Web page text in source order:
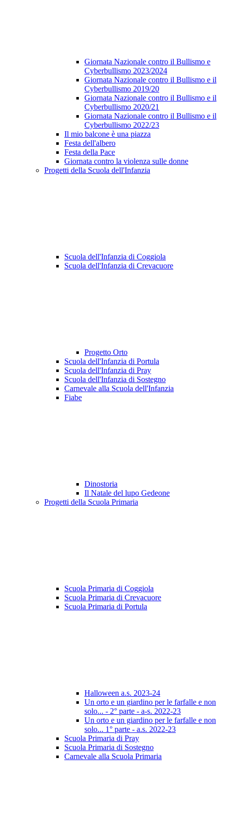
Giornata Nazionale contro il Bullismo e
Cyberbullismo 2023/2024
Giornata Nazionale contro il Bullismo e il
Cyberbullismo 2019/20
Giornata Nazionale contro il Bullismo e il
Cyberbullismo 2020/21
Giornata Nazionale contro il Bullismo e il
Cyberbullismo 2022/23
Il mio balcone è una piazza
Festa dell'albero
Festa della Pace
Giornata contro la violenza sulle donne
Progetti della Scuola dell'Infanzia
Scuola dell'Infanzia di Coggiola
Scuola dell'Infanzia di Crevacuore
Progetto Orto
Scuola dell'Infanzia di Portula
Scuola dell'Infanzia di Pray
Scuola dell'Infanzia di Sostegno
Carnevale alla Scuola dell'Infanzia
Fiabe
Dinostoria
Il Natale del lupo Gedeone
Progetti della Scuola Primaria
Scuola Primaria di Coggiola
Scuola Primaria di Crevacuore
Scuola Primaria di Portula
Halloween a.s. 2023-24
Un orto e un giardino per le farfalle e non
solo... - 2° parte - a-s. 2022-23
Un orto e un giardino per le farfalle e non
solo... 1° parte - a.s. 2022-23
Scuola Primaria di Pray
Scuola Primaria di Sostegno
Carnevale alla Scuola Primaria